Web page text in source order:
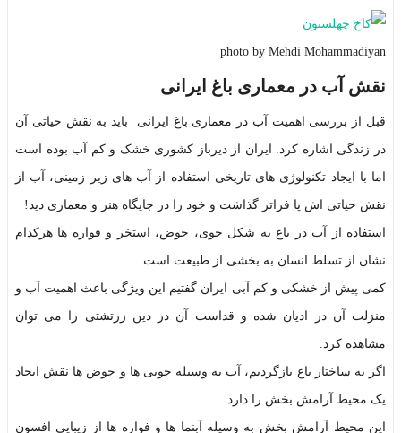
photo by Mehdi Mohammadiyan
نقش آب در معماری باغ ایرانی
قبل از بررسی اهمیت آب در معماری باغ ایرانی باید به نقش حیاتی آن
در زندگی اشاره کرد. ایران از دیرباز کشوری خشک و کم آب بوده است
اما با ایجاد تکنولوژی های تاریخی استفاده از آب های زیر زمینی، آب از
نقش حیاتی اش پا فراتر گذاشت و خود را در جایگاه هنر و معماری دید!
استفاده از آب در باغ به شکل جوی، حوض، استخر و فواره ها هرکدام
نشان از تسلط انسان به بخشی از طبیعت است.
کمی پیش از خشکی و کم آبی ایران گفتیم این ویژگی باعث اهمیت آب و
منزلت آن در ادیان شده و قداست آن در دین زرتشتی را می توان
مشاهده کرد.
اگر به ساختار باغ بازگردیم، آب به وسیله جویی ها و حوض ها نقش ایجاد
یک محیط آرامش بخش را دارد.
این محیط آرامش بخش به وسیله آبنما ها و فواره ها از زیبایی افسون